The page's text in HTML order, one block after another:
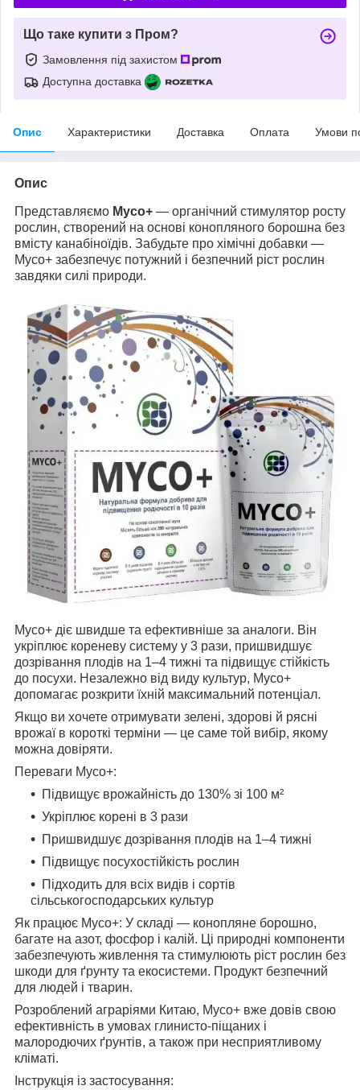
Що таке купити з Пром?
Замовлення під захистом
Доступна доставка
Опис Характеристики Доставка Оплата Умови
Опис
Представляємо Myco+ — органічний стимулятор росту
рослин, створений на основі конопляного борошна без
вмісту канабіноїдів. Забудьте про хімічні добавки —
Myco+ забезпечує потужний і безпечний ріст рослин
завдяки силі природи.
Myco+ діє швидше та ефективніше за аналоги. Він
укріплює кореневу систему у 3 рази, пришвидшує
дозрівання плодів на 1–4 тижні та підвищує стійкість
до посухи. Незалежно від виду культур, Myco+
допомагає розкрити їхній максимальний потенціал.
Якщо ви хочете отримувати зелені, здорові й рясні
врожаї в короткі терміни — це саме той вибір, якому
можна довіряти.
Переваги Myco+:
Підвищує врожайність до 130% зі 100 м²
Укріплює корені в 3 рази
Пришвидшує дозрівання плодів на 1–4 тижні
Підвищує посухостійкість рослин
Підходить для всіх видів і сортів
сільськогосподарських культур
Як працює Myco+: У складі — конопляне борошно,
багате на азот, фосфор і калій. Ці природні компоненти
забезпечують живлення та стимулюють ріст рослин без
шкоди для ґрунту та екосистеми. Продукт безпечний
для людей і тварин.
Розроблений аграріями Китаю, Myco+ вже довів свою
ефективність в умовах глинисто-піщаних і
малородючих ґрунтів, а також при несприятливому
кліматі.
Інструкція із застосування: